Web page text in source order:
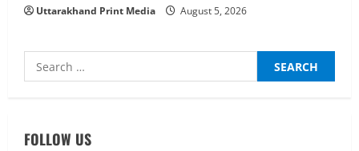
Uttarakhand Print Media August 5, 2026
Search
for:
FOLLOW US